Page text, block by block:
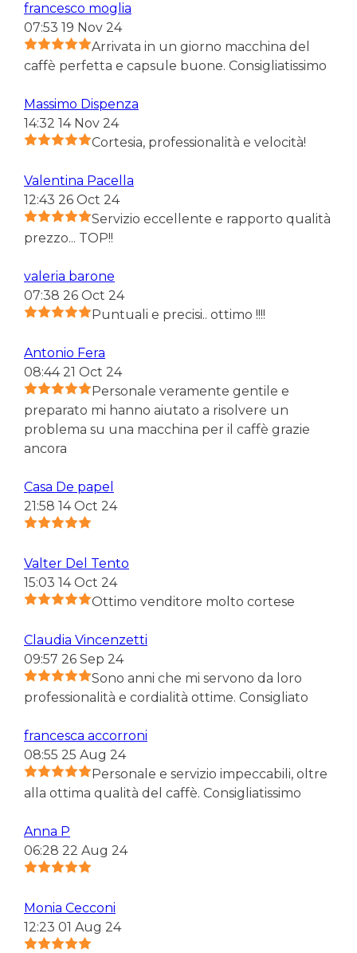
francesco moglia
07:53 19 Nov 24
Arrivata in un giorno macchina del
caffè perfetta e capsule buone. Consigliatissimo
Massimo Dispenza
14:32 14 Nov 24
Cortesia, professionalità e velocità!
Valentina Pacella
12:43 26 Oct 24
Servizio eccellente e rapporto qualità
prezzo... TOP!!
valeria barone
07:38 26 Oct 24
Puntuali e precisi.. ottimo !!!!
Antonio Fera
08:44 21 Oct 24
Personale veramente gentile e
preparato mi hanno aiutato a risolvere un
problema su una macchina per il caffè grazie
ancora
Casa De papel
21:58 14 Oct 24
Valter Del Tento
15:03 14 Oct 24
Ottimo venditore molto cortese
Claudia Vincenzetti
09:57 26 Sep 24
Sono anni che mi servono da loro
professionalità e cordialità ottime. Consigliato
francesca accorroni
08:55 25 Aug 24
Personale e servizio impeccabili, oltre
alla ottima qualità del caffè. Consigliatissimo
Anna P
06:28 22 Aug 24
Monia Cecconi
12:23 01 Aug 24